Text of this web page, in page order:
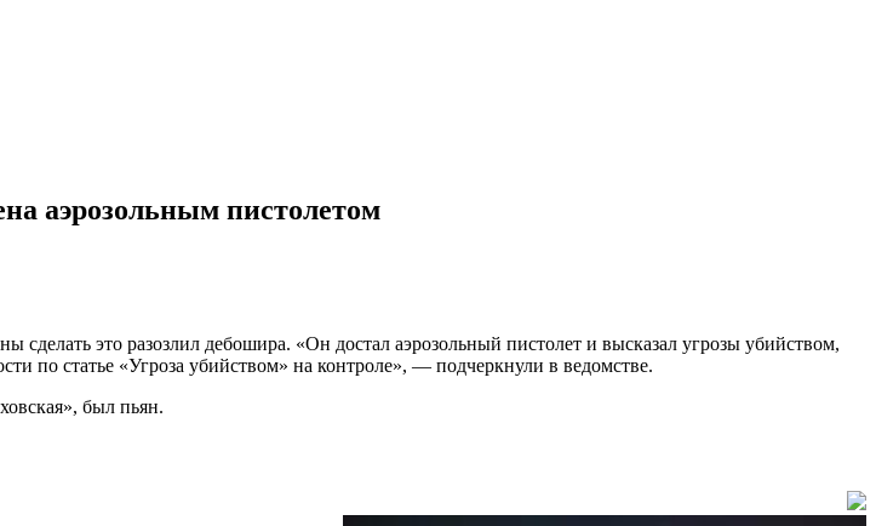
аэрозольным пистолетом
сделать это разозлил дебошира. «Он достал аэрозольный пистолет и высказал угрозы убийством,
по статье «Угроза убийством» на контроле», — подчеркнули в ведомстве.
был пьян.